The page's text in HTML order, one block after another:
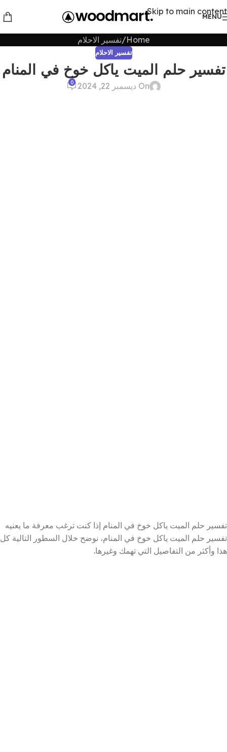
Skip to main content
MENU
Home تفسير الاحلام
تفسير الاحلام
تفسير حلم الميت ياكل خوخ في المنام
On ديسمبر 22, 2024 0
تفسير حلم الميت ياكل خوخ في المنام إذا كنت ترغب معرفة ما يعنيه
تفسير حلم الميت ياكل خوخ في المنام، نوضح خلال السطور التالية كل
هذا وأكثر من التفاصيل التي تهمك وغيرها.